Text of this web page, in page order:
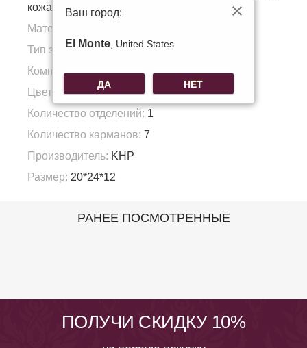
кожа
Материал подкладка:
Тип застежки:молния
Комплектация:ремень плечевой
Цвет фурнитуры:темное серебро
Количество отделений: 1
Количество карманов: 7
Производитель: KHP
Размер: 20*24*12
РАНЕЕ ПОСМОТРЕННЫЕ
ПОЛУЧИ СКИДКУ 10%
Ваш город:
El Monte, United States
ДА НЕТ